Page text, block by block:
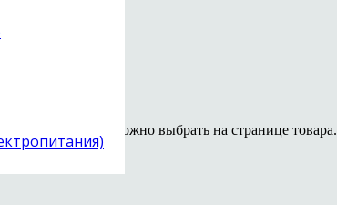
вариаций. Опции можно выбрать на странице товара.